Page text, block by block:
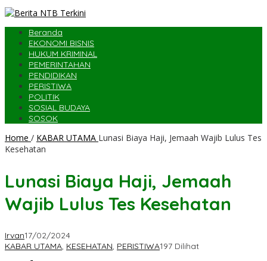
Beranda
EKONOMI BISNIS
HUKUM KRIMINAL
PEMERINTAHAN
PENDIDIKAN
PERISTIWA
POLITIK
SOSIAL BUDAYA
SOSOK
Home / KABAR UTAMA Lunasi Biaya Haji, Jemaah Wajib Lulus Tes
Kesehatan
Lunasi Biaya Haji, Jemaah
Wajib Lulus Tes Kesehatan
Irvan17/02/2024
KABAR UTAMA, KESEHATAN, PERISTIWA197 Dilihat